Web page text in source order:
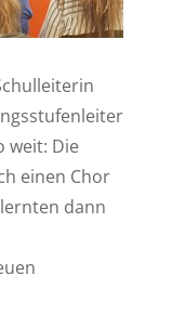
weit: Die
einen Chor
dann